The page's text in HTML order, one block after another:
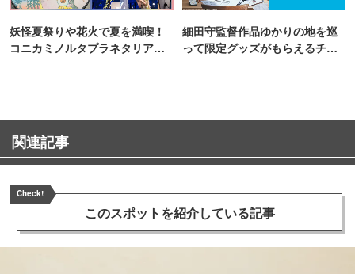
妖怪夏祭りや花火で夏を満喫！
コニカミノルタプラネタリア
細田守監督作品ゆかりの地を巡
って限定グッズがもらえるチャ
関連記事
Check!
このスポットを紹介している記事